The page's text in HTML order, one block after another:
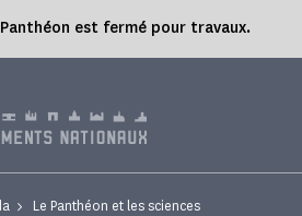
est fermé pour travaux.
Le Panthéon et les sciences